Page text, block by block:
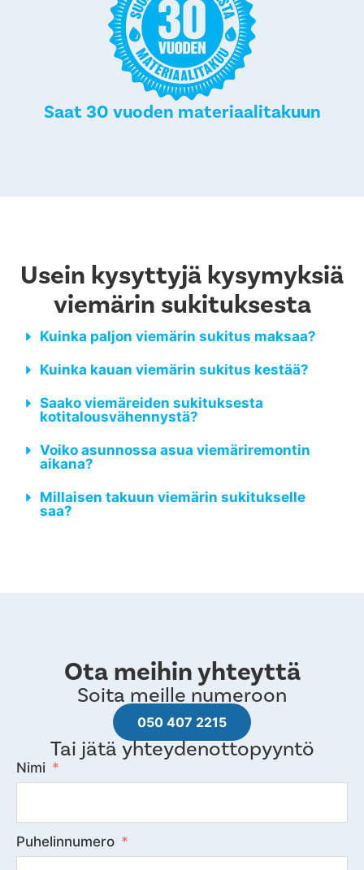
Saat 30 vuoden materiaalitakuun
Usein kysyttyjä kysymyksiä
viemärin sukituksesta
Kuinka paljon viemärin sukitus maksaa?
Kuinka kauan viemärin sukitus kestää?
Saako viemäreiden sukituksesta
kotitalousvähennystä?
Voiko asunnossa asua viemäriremontin
aikana?
Millaisen takuun viemärin sukitukselle
saa?
Ota meihin yhteyttä
Soita meille numeroon
050 407 2215
Tai jätä yhteydenottopyyntö
Nimi
Puhelinnumero